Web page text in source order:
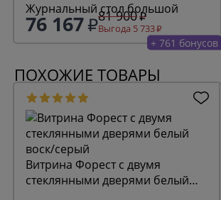
Журнальный стол большой
76 167 81 900
Выгода 5 733
+ 761 бонусов
ПОХОЖИЕ ТОВАРЫ
Витрина Форест с двумя
стеклянными дверями белый